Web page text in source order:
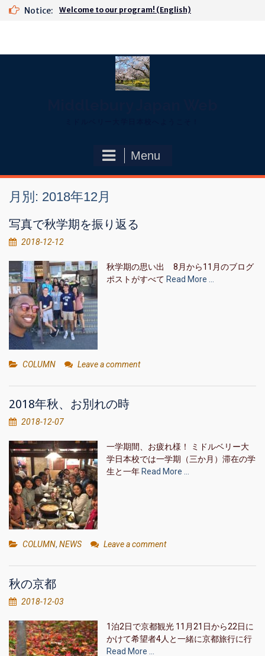
Skip
Notice: Welcome to our program! (English)
Menu
月別: 2018年12月
写真で秋学期を振り返る
2018-12-12
秋学期の思い出 8月から11月のブログ
ポストがすべて Read More …
COLUMN Leave a comment
2018年秋、お別れの時
2018-12-07
一学期間、お疲れ様！ ミドルベリー大
学日本校では一学期（三か月）滞在の学
生と一年 Read More …
COLUMN, NEWS Leave a comment
秋の京都
2018-12-03
1泊2日で京都観光 11月21日から22日に
かけて希望者4人と一緒に京都旅行に行
Read More …